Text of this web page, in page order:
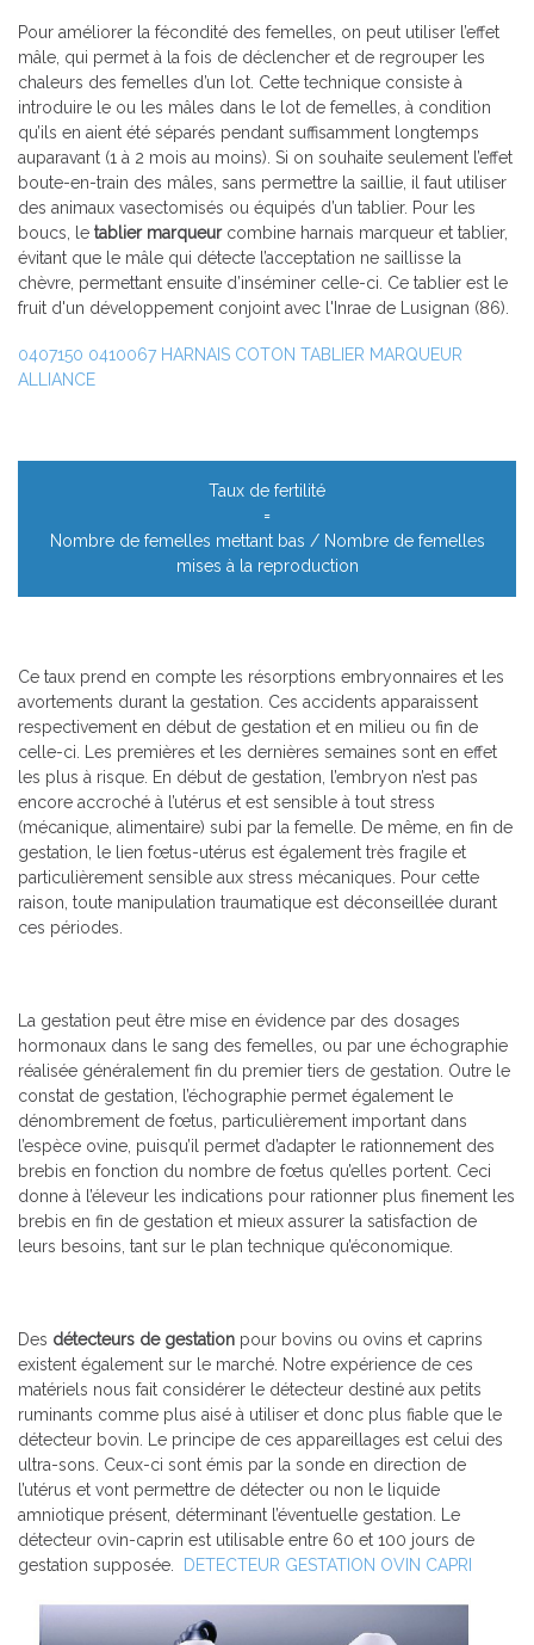
Pour améliorer la fécondité des femelles, on peut utiliser l’effet
mâle, qui permet à la fois de déclencher et de regrouper les
chaleurs des femelles d’un lot. Cette technique consiste à
introduire le ou les mâles dans le lot de femelles, à condition
qu’ils en aient été séparés pendant suffisamment longtemps
auparavant (1 à 2 mois au moins). Si on souhaite seulement l’effet
boute-en-train des mâles, sans permettre la saillie, il faut utiliser
des animaux vasectomisés ou équipés d’un tablier. Pour les
boucs, le tablier marqueurcombine harnais marqueur et tablier,
évitant que le mâle qui détecte l’acceptation ne saillisse la
chèvre, permettant ensuite d’inséminer celle-ci. Ce tablier est le
fruit d'un développement conjoint avec l'Inrae de Lusignan (86).
0407150 0410067 HARNAIS COTON TABLIER MARQUEUR
ALLIANCE
Taux de fertilité
=
Nombre de femelles mettant bas / Nombre de femelles
mises à la reproduction
Ce taux prend en compte les résorptions embryonnaires et les
avortements durant la gestation. Ces accidents apparaissent
respectivement en début de gestation et en milieu ou fin de
celle-ci. Les premières et les dernières semaines sont en effet
les plus à risque. En début de gestation, l’embryon n’est pas
encore accroché à l’utérus et est sensible à tout stress
(mécanique, alimentaire) subi par la femelle. De même, en fin de
gestation, le lien fœtus-utérus est également très fragile et
particulièrement sensible aux stress mécaniques. Pour cette
raison, toute manipulation traumatique est déconseillée durant
ces périodes.
La gestation peut être mise en évidence par des dosages
hormonaux dans le sang des femelles, ou par une échographie
réalisée généralement fin du premier tiers de gestation. Outre le
constat de gestation, l’échographie permet également le
dénombrement de fœtus, particulièrement important dans
l’espèce ovine, puisqu’il permet d’adapter le rationnement des
brebis en fonction du nombre de fœtus qu’elles portent. Ceci
donne à l’éleveur les indications pour rationner plus finement les
brebis en fin de gestation et mieux assurer la satisfaction de
leurs besoins, tant sur le plan technique qu’économique.
Des détecteurs de gestation pour bovins ou ovins et caprins
existent également sur le marché. Notre expérience de ces
matériels nous fait considérer le détecteur destiné aux petits
ruminants comme plus aisé à utiliser et donc plus fiable que le
détecteur bovin. Le principe de ces appareillages est celui des
ultra-sons. Ceux-ci sont émis par la sonde en direction de
l’utérus et vont permettre de détecter ou non le liquide
amniotique présent, déterminant l’éventuelle gestation. Le
détecteur ovin-caprin est utilisable entre 60 et 100 jours de
gestation supposée.
DETECTEUR GESTATION OVIN CAPRI